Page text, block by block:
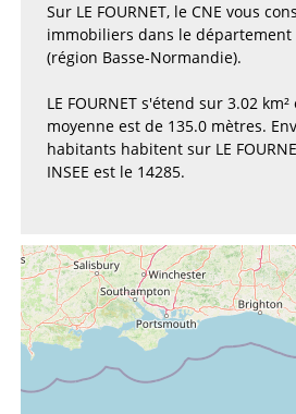
Sur LE FOURNET, le CNE vous
immobiliers dans le département
(région Basse-Normandie).
LE FOURNET s'étend sur 3.02
moyenne est de 135.0 mètres.
habitants habitent sur LE
INSEE est le 14285.